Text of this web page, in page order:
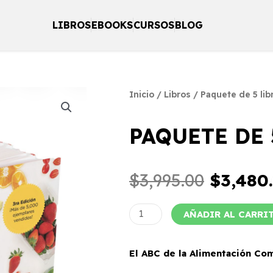
LIBROSEBOOKSCURSOSBLOG
Inicio / Libros / Paquete de 5
PAQUETE
$3,995.00 El
precio
era:
$
Paquete
de
libros
AÑADIR AL
El ABC de la Alimentación